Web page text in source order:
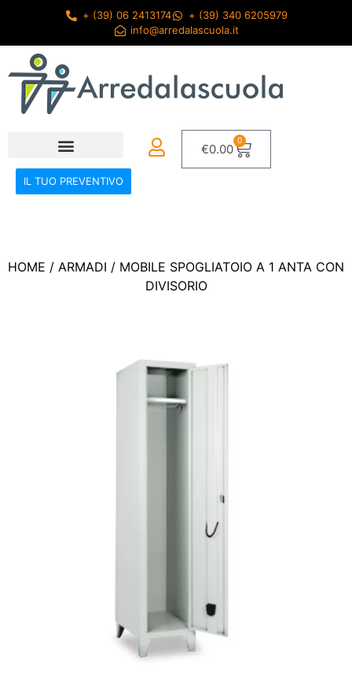
+ (39) 06 2413174
+ (39) 340 6205979
info@arredalascuola.it
€0.00
0
IL TUO PREVENTIVO
HOME / ARMADI / MOBILE SPOGLIATOIO A 1 ANTA CON
DIVISORIO